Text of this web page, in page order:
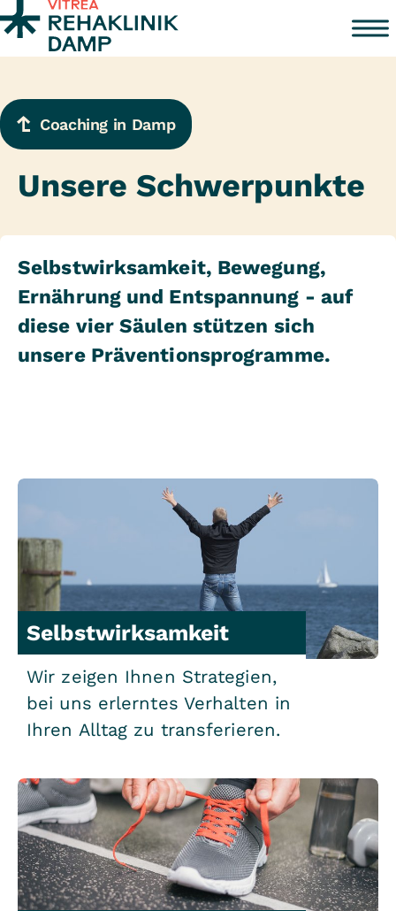
Zum Inhalt springen
Coaching in Damp
Unsere Schwerpunkte
Selbstwirksamkeit, Bewegung,
Ernährung und Entspannung - auf
diese vier Säulen stützen sich
unsere Präventionsprogramme.
Selbstwirksamkeit
Wir zeigen Ihnen Strategien,
bei uns erlerntes Verhalten in
Ihren Alltag zu transferieren.